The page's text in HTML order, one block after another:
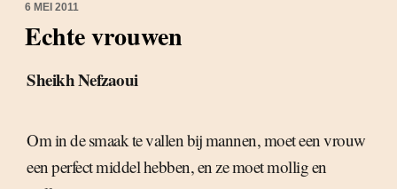
6 MEI 2011
Echte vrouwen
Sheikh Nefzaoui
Om in de smaak te vallen bij mannen, moet een vrouw
een perfect middel hebben, en ze moet mollig en